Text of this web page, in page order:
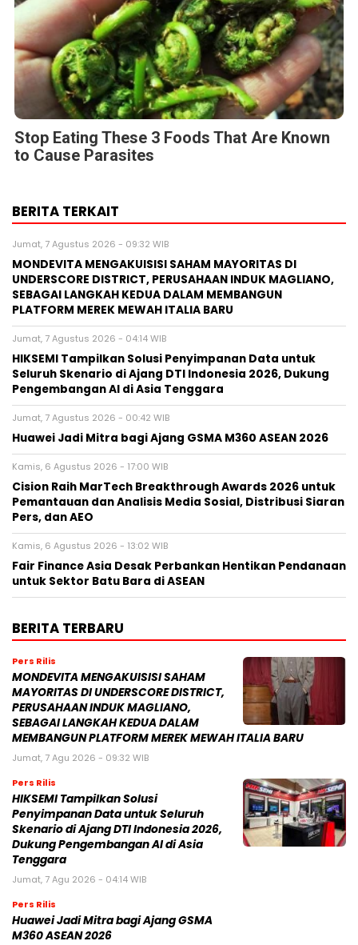
Stop Eating These 3 Foods That Are Known
to Cause Parasites
BERITA TERKAIT
Jumat, 7 Agustus 2026 - 09:32 WIB
MONDEVITA MENGAKUISISI SAHAM MAYORITAS DI
UNDERSCORE DISTRICT, PERUSAHAAN INDUK MAGLIANO,
SEBAGAI LANGKAH KEDUA DALAM MEMBANGUN
PLATFORM MEREK MEWAH ITALIA BARU
Jumat, 7 Agustus 2026 - 04:14 WIB
HIKSEMI Tampilkan Solusi Penyimpanan Data untuk
Seluruh Skenario di Ajang DTI Indonesia 2026, Dukung
Pengembangan AI di Asia Tenggara
Jumat, 7 Agustus 2026 - 00:42 WIB
Huawei Jadi Mitra bagi Ajang GSMA M360 ASEAN 2026
Kamis, 6 Agustus 2026 - 17:00 WIB
Cision Raih MarTech Breakthrough Awards 2026 untuk
Pemantauan dan Analisis Media Sosial, Distribusi Siaran
Pers, dan AEO
Kamis, 6 Agustus 2026 - 13:02 WIB
Fair Finance Asia Desak Perbankan Hentikan Pendanaan
untuk Sektor Batu Bara di ASEAN
BERITA TERBARU
Pers Rilis
MONDEVITA MENGAKUISISI SAHAM
MAYORITAS DI UNDERSCORE DISTRICT,
PERUSAHAAN INDUK MAGLIANO,
SEBAGAI LANGKAH KEDUA DALAM
MEMBANGUN PLATFORM MEREK MEWAH ITALIA BARU
Jumat, 7 Agu 2026 - 09:32 WIB
Pers Rilis
HIKSEMI Tampilkan Solusi
Penyimpanan Data untuk Seluruh
Skenario di Ajang DTI Indonesia 2026,
Dukung Pengembangan AI di Asia
Tenggara
Jumat, 7 Agu 2026 - 04:14 WIB
Pers Rilis
Huawei Jadi Mitra bagi Ajang GSMA
M360 ASEAN 2026